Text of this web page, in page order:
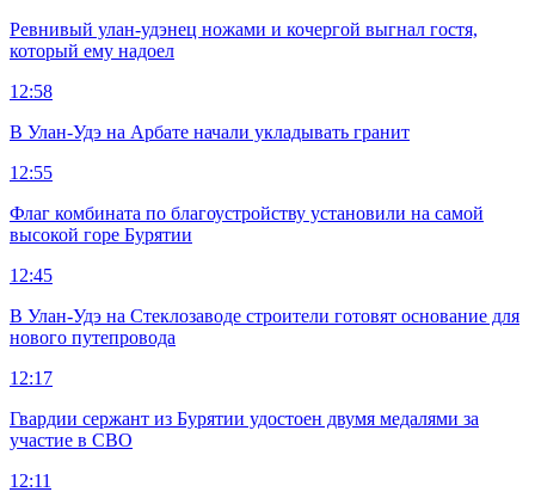
Ревнивый улан-удэнец ножами и кочергой выгнал гостя,
который ему надоел
12:58
В Улан-Удэ на Арбате начали укладывать гранит
12:55
Флаг комбината по благоустройству установили на самой
высокой горе Бурятии
12:45
В Улан-Удэ на Стеклозаводе строители готовят основание для
нового путепровода
12:17
Гвардии сержант из Бурятии удостоен двумя медалями за
участие в СВО
12:11